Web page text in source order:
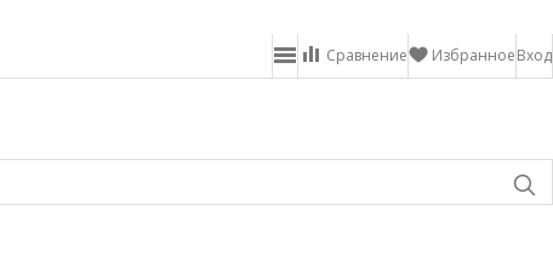
Вход
Избранное
Сравнение